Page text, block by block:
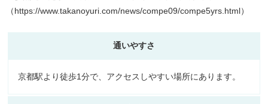
（https://www.takanoyuri.com/news/compe09/compe5yrs.html）
通いやすさ
京都駅より徒歩1分で、アクセスしやすい場所にあります。